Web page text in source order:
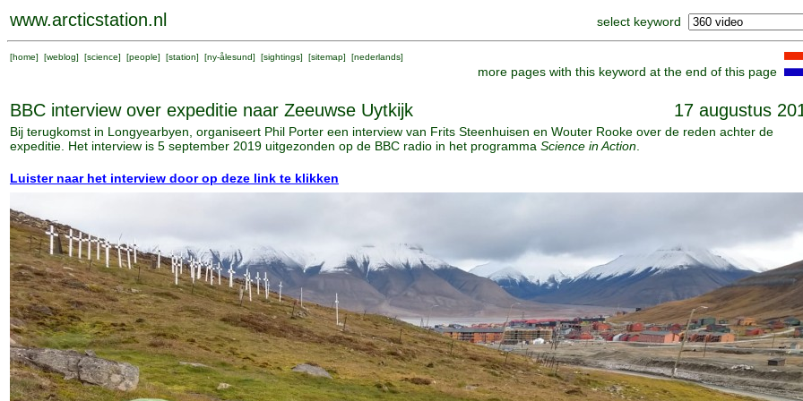
www.arcticstation.nl select keyword
[home] [weblog] [science] [people] [station] [ny-ålesund] [sightings] [sitemap] [nederlands]
more pages with this keyword at the end of this page
BBC interview over expeditie naar Zeeuwse Uytkijk 17 augustus
Bij terugkomst in Longyearbyen, organiseert Phil Porter een interview van Frits Steenhuisen en Wouter Rooke over de reden achter de
expeditie. Het interview is 5 september 2019 uitgezonden op de BBC radio in het programma Science in Action
Luister naar het interview door op deze link te klikken